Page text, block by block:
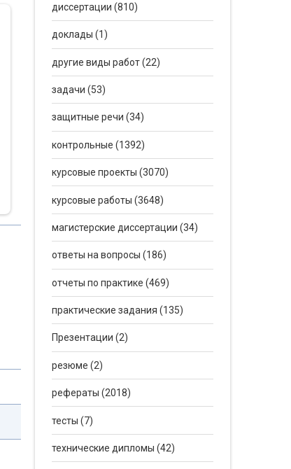
диссертации (810)
доклады (1)
другие виды работ (22)
задачи (53)
защитные речи (34)
контрольные (1392)
курсовые проекты (3070)
курсовые работы (3648)
магистерские диссертации (34)
ответы на вопросы (186)
отчеты по практике (469)
практические задания (135)
Презентации (2)
резюме (2)
рефераты (2018)
тесты (7)
технические дипломы (42)